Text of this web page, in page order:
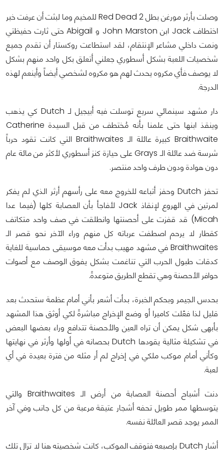
وصلت بأرثر مورغن بطل Red Dead 2 للمخيم وما لبثت أن عرفت خبر
اختطاف Jack ابن John Marston و Abigail حتى ثارت حفيظتي
ونمت داخلي مشاعر الإنتقام، لقد استطاعت روكستار أن تقدم جميع
شخصيات اللعبة بشكل أسطوري جعلني أتعلق بكل واحد منهم بشكل
لا يوصف فأي مكروه يحدث لهم هو مكروه لشخصي أيضاً وأينعم لهذه
الدرجة.
دار مشهد سينمائي سريع توسلت فيه أبيجيل لـ Dutch كي يذهب
وينقذ ابنها حتى علمنا بأنه مُختطف من قبل السيدة Catherine
Braithwaite كبيرة عائلة الـ Braithwaites التي كانت تقود حرباً
شرسة ضد عائلة الـ Grays على حيازة كنز أسطوري لأكثر من مائة عام
دون هوادة ودون طرف واحد منتصر.
تحفز Dutch وحفز أتباعه للخروج معه على رأسهم أرثر الذي لم يفكر
لمرتين في الهروع لإنقاذ Jack لأفاجأ بأن العصابة كلها (فيما عدا
Micah) قد قفزت على أحصنتها وانطلقت في صف واحد متكاتف
كقطار لا يرحم اصطفت عرباته كل منهم وراء الآخر نحو قصر الـ
Braithwaites في مشهد مهيب بدأت معه موسيقى حماسية للغاية
كدقات طبول الحرب التي تناغمت بشكل يفوق الوصف مع أصوات
حوافر الأحصنة وهي تقطع الطريق متوعدةً.
بحدس الجيمر وبحكم الخبرة، بدأت أشعر بأني أمام عظمة ستحدث بعد
قليل لذا فعّلت كاميرا أو وضع الإخراج مباشرةً لكي أوثق هذا المشهد
بأبهى شكل يمكن أن تراه العين والأحصنة تتدافع وراء بعضها البعض
في تشكيلة مثالية يقودها Dutch بحصانه في أولها وأرثر في نهايتها
وكأني أمام موكب ملكي في إخراج لم أر مثله من فترة بعيدة في أي
لعبة.
دنت أشباح أحصنة العصابة من أرض الـ Braithwaites والتي
يتوسطها ممر طويل تحفه أشجار عتيقة مرعبة من كل جانب وفي آخر
الممر يوجد قصر العائلة نفسه.
أشار Dutch بإصبعه فتوقف الموكب، كانت شخصيته هنا لا تزال تلك